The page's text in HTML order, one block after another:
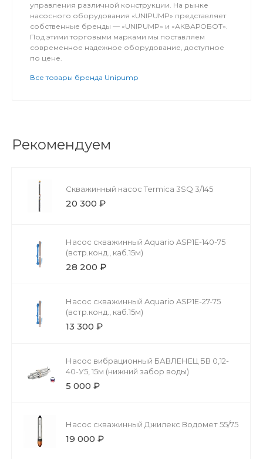
управления различной конструкции. На рынке
насосного оборудования «UNIPUMP» представляет
собственные бренды — «UNIPUMP» и «АКВАРОБОТ».
Под этими торговыми марками мы поставляем
современное надежное оборудование, доступное
по цене.
Все товары бренда Unipump
Рекомендуем
Скважинный насос Termica 3SQ 3/145
20 300 ₽
Насос скважинный Aquario ASP1E-140-75
(встр.конд., каб.15м)
28 200 ₽
Насос скважинный Aquario ASP1E-27-75
(встр.конд., каб.15м)
13 300 ₽
Насос вибрационный БАВЛЕНЕЦ БВ 0,12-
40-У5, 15м (нижний забор воды)
5 000 ₽
Насос скважинный Джилекс Водомет 55/75
19 000 ₽